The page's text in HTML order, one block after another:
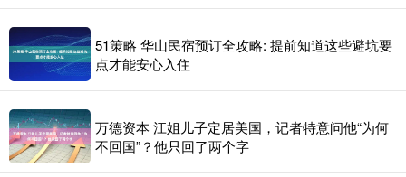
51策略 华山民宿预订全攻略: 提前知道这些避坑要
点才能安心入住
万德资本 江姐儿子定居美国，记者特意问他“为何
不回国”？他只回了两个字